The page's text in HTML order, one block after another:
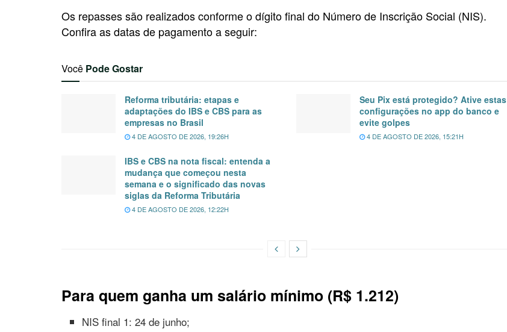
Os repasses são realizados conforme o dígito final do Número de Inscrição Social (NIS).
Confira as datas de pagamento a seguir:
Você Pode Gostar
Reforma tributária: etapas e
adaptações do IBS e CBS para as
empresas no Brasil
4 DE AGOSTO DE 2026, 19:26H
Seu Pix está protegido? Ative estas
configurações no app do banco e
evite golpes
4 DE AGOSTO DE 2026, 15:21H
IBS e CBS na nota fiscal: entenda a
mudança que começou nesta
semana e o significado das novas
siglas da Reforma Tributária
4 DE AGOSTO DE 2026, 12:22H
Para quem ganha um salário mínimo (R$ 1.212)
NIS final 1: 24 de junho;